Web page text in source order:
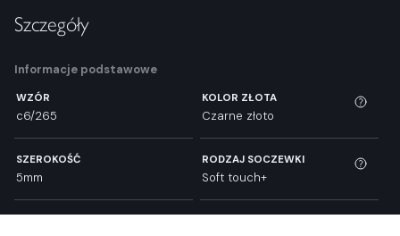
Szczegóły
Informacje podstawowe
WZÓR
c6/265
KOLOR ZŁOTA
Czarne złoto
SZEROKOŚĆ
5mm
RODZAJ SOCZEWKI
Soft touch+